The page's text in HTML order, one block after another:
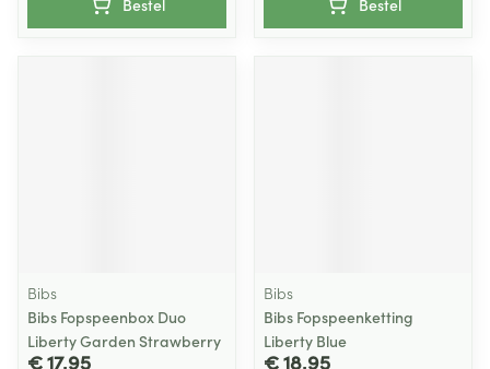
Bestel Bestel
Bibs
Bibs Fopspeenbox Duo
Liberty Garden Strawberry
€ 17,95
Bibs
Bibs Fopspeenketting
Liberty Blue
€ 18,95